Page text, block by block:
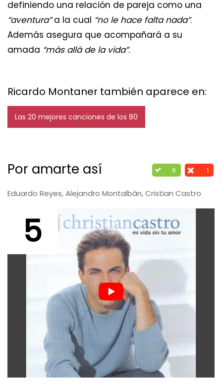
definiendo una relación de pareja como una
“aventura”a la cual “no le hace falta nada”.
Además asegura que acompañará a su
amada “más allá de la vida”.
Ricardo Montaner también aparece en:
Las 20 mejores canciones de los 80
8 1
Por amarte así
Eduardo Reyes, Alejandro Montalbán, Cristian Castro
5